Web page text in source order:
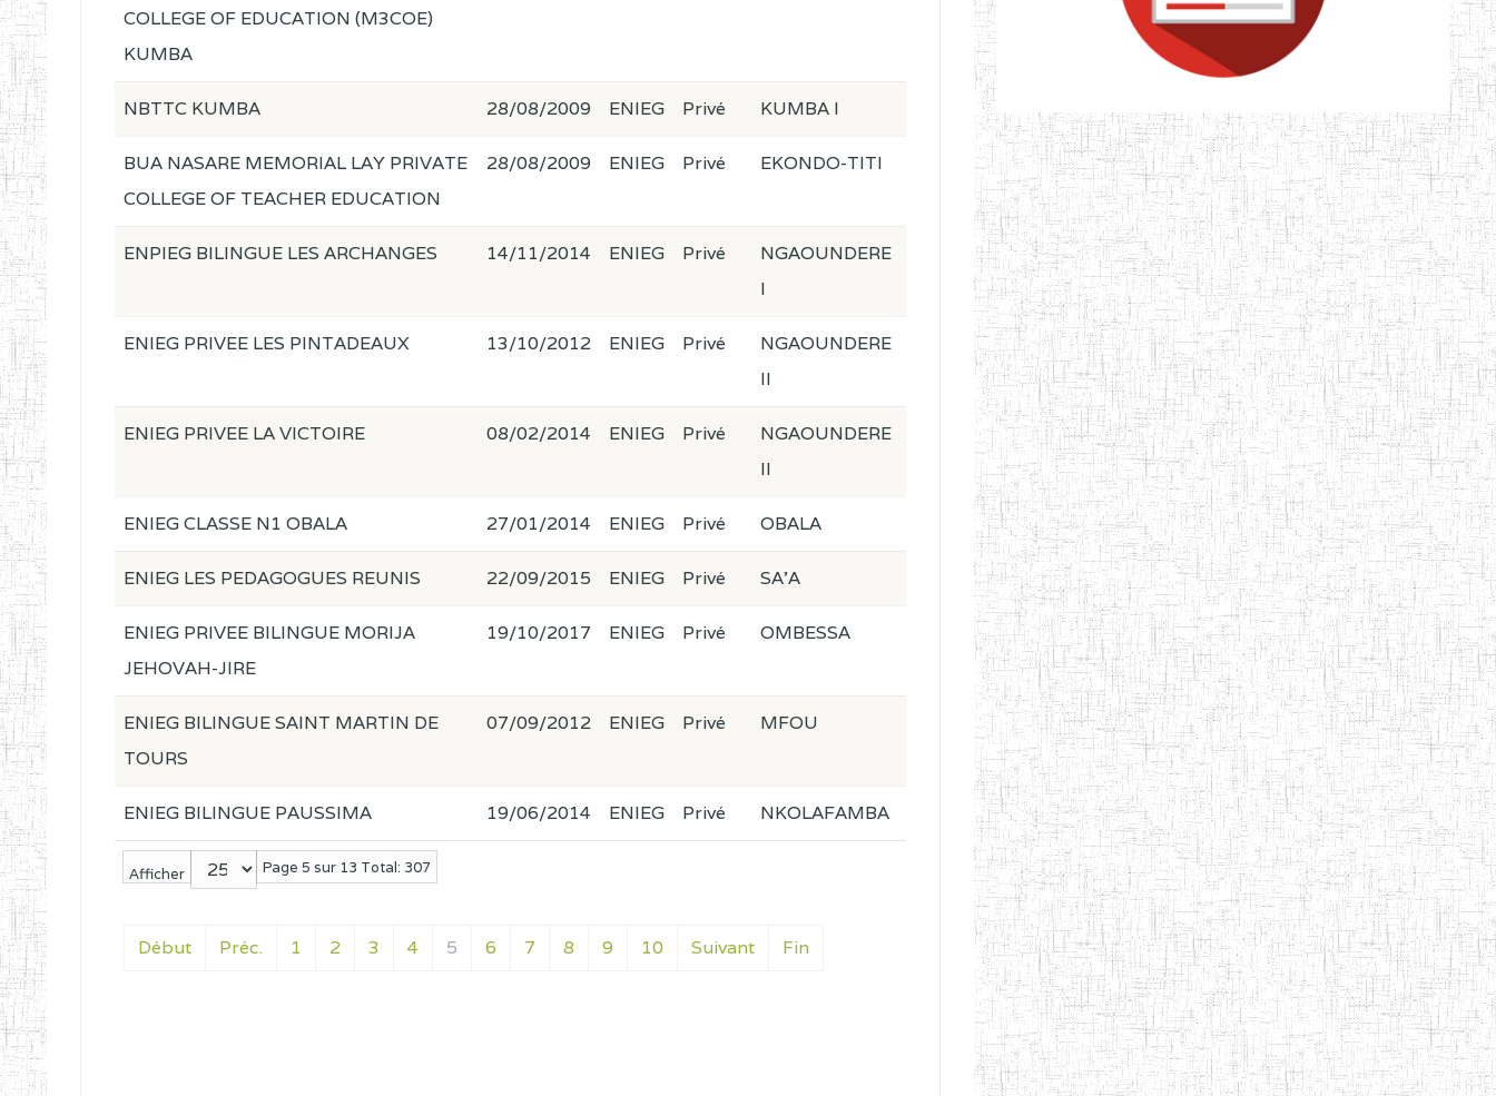
Afficher Page 5 sur 13 Total: 307
Début Préc. 1 2 3 4 5 6 7 8 9 10 Suivant Fin
COLLEGE OF EDUCATION (M3COE)
KUMBA
NBTTC KUMBA 28/08/2009 ENIEG Privé KUMBA I
BUA NASARE MEMORIAL LAY PRIVATE
COLLEGE OF TEACHER EDUCATION
28/08/2009 ENIEG Privé EKONDO-TITI
ENPIEG BILINGUE LES ARCHANGES 14/11/2014 ENIEG Privé
NGAOUNDERE
I
ENIEG PRIVEE LES PINTADEAUX 13/10/2012 ENIEG Privé
NGAOUNDERE
II
ENIEG PRIVEE LA VICTOIRE 08/02/2014 ENIEG Privé
NGAOUNDERE
II
ENIEG CLASSE N1 OBALA 27/01/2014 ENIEG Privé OBALA
ENIEG LES PEDAGOGUES REUNIS 22/09/2015 ENIEG Privé SA'A
ENIEG PRIVEE BILINGUE MORIJA
JEHOVAH-JIRE
19/10/2017 ENIEG Privé OMBESSA
ENIEG BILINGUE SAINT MARTIN DE
TOURS
07/09/2012 ENIEG Privé MFOU
ENIEG BILINGUE PAUSSIMA 19/06/2014 ENIEG Privé NKOLAFAMBA